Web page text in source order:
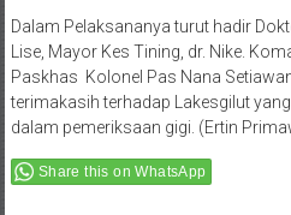
Dalam Pelaksananya turut hadir
Lise, Mayor Kes Tining, dr. Nike.
Paskhas Kolonel Pas Nana
terimakasih terhadap Lakesgilut
dalam pemeriksaan gigi. (Ertin
Share this on WhatsApp